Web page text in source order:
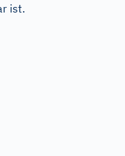
ist.